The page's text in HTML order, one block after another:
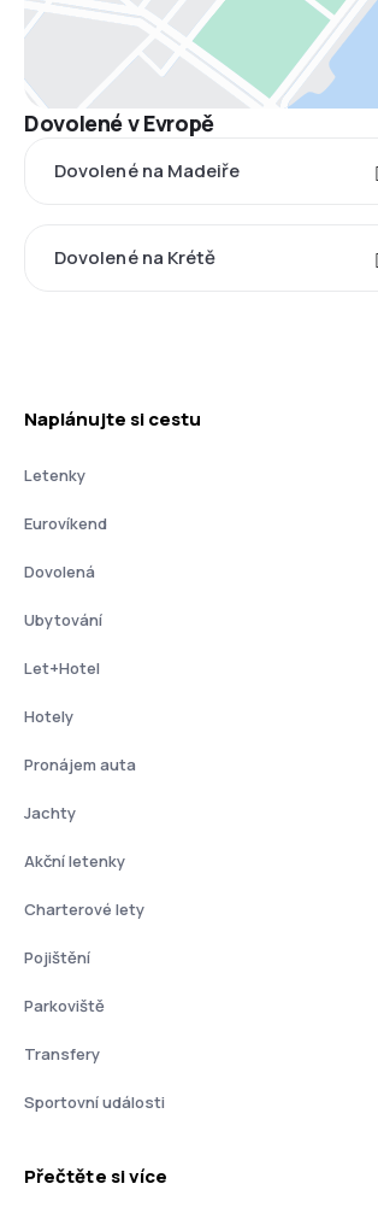
Dovolené v Evropě
Dovolené na Madeiře
Dovolené na Krétě
Naplánujte si cestu
Letenky
Eurovíkend
Dovolená
Ubytování
Let+Hotel
Hotely
Pronájem auta
Jachty
Akční letenky
Charterové lety
Pojištění
Parkoviště
Transfery
Sportovní události
Přečtěte si více